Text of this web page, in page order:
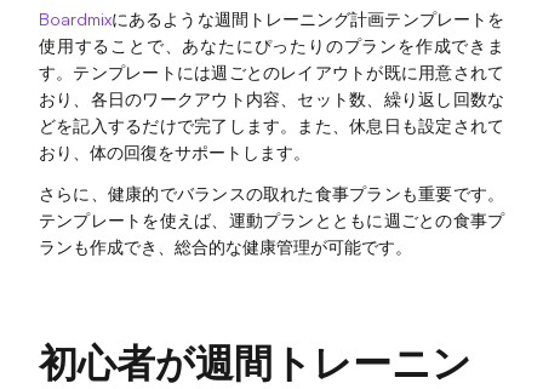
プライベート展開
料金プラン
Boardmixにあるような週間トレーニング計画テンプレートを
使用することで、あなたにぴったりのプランを作成できま
す。テンプレートには週ごとのレイアウトが既に用意されて
おり、各日のワークアウト内容、セット数、繰り返し回数な
どを記入するだけで完了します。また、休息日も設定されて
おり、体の回復をサポートします。
さらに、健康的でバランスの取れた食事プランも重要です。
テンプレートを使えば、運動プランとともに週ごとの食事プ
ランも作成でき、総合的な健康管理が可能です。
初心者が週間トレーニン